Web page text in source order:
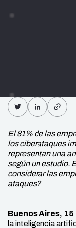
El 81% de las
los ciberataques
representan una
según un estudio.
considerar las
ataques?
Buenos Aires, 15
la inteligencia